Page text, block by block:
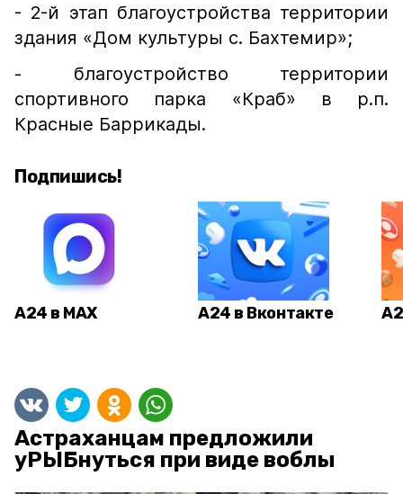
- 2-й этап благоустройства территории
здания «Дом культуры с. Бахтемир»;
- благоустройство территории
спортивного парка «Краб» в р.п.
Красные Баррикады.
Подпишись!
А24 в MAX А24 в Вконтакте
Астраханцам предложили
уРЫБнуться при виде воблы